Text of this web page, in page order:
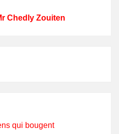
Chedly Zouiten
qui bougent